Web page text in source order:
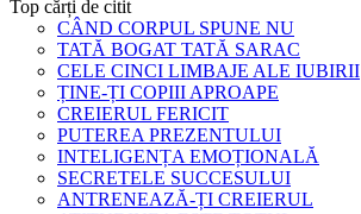
Top cărți de citit
CÂND CORPUL SPUNE NU
TATĂ BOGAT TATĂ SARAC
CELE CINCI LIMBAJE ALE IUBIRII
ȚINE-ȚI COPIII APROAPE
CREIERUL FERICIT
PUTEREA PREZENTULUI
INTELIGENȚA EMOȚIONALĂ
SECRETELE SUCCESULUI
ANTRENEAZĂ-ȚI CREIERUL